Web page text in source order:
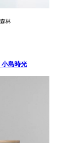
林
小島時光